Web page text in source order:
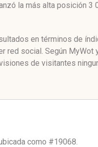
la más alta posición 3
en términos de
red social. Según
de visitantes
como #19068.